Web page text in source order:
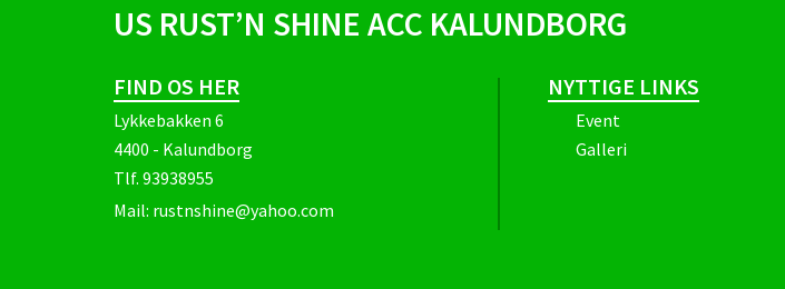
US RUST’N SHINE ACC KALUNDBORG
FIND OS HER
Lykkebakken 6
4400 - Kalundborg
Tlf. 93938955
Mail: rustnshine@yahoo.com
NYTTIGE LINKS
Event
Galleri